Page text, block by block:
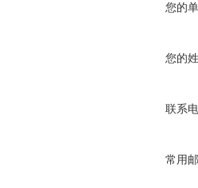
您的
您的
联系
常用